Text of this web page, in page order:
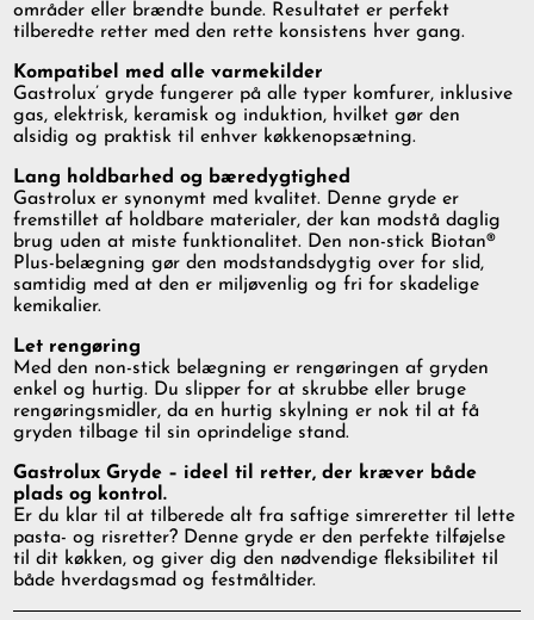
områder eller brændte bunde. Resultatet er perfekt
tilberedte retter med den rette konsistens hver gang.
Kompatibel med alle varmekilder
Gastrolux’ gryde fungerer på alle typer komfurer, inklusive
gas, elektrisk, keramisk og induktion, hvilket gør den
alsidig og praktisk til enhver køkkenopsætning.
Lang holdbarhed og bæredygtighed
Gastrolux er synonymt med kvalitet. Denne gryde er
fremstillet af holdbare materialer, der kan modstå daglig
brug uden at miste funktionalitet. Den non-stick Biotan®
Plus-belægning gør den modstandsdygtig over for slid,
samtidig med at den er miljøvenlig og fri for skadelige
kemikalier.
Let rengøring
Med den non-stick belægning er rengøringen af gryden
enkel og hurtig. Du slipper for at skrubbe eller bruge
rengøringsmidler, da en hurtig skylning er nok til at få
gryden tilbage til sin oprindelige stand.
Gastrolux Gryde – ideel til retter, der kræver både
plads og kontrol.
Er du klar til at tilberede alt fra saftige simreretter til lette
pasta- og risretter? Denne gryde er den perfekte tilføjelse
til dit køkken, og giver dig den nødvendige fleksibilitet til
både hverdagsmad og festmåltider.